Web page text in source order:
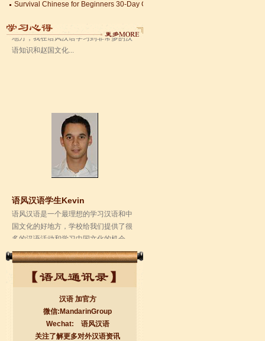
Survival Chinese for Beginners 30-Day Challenge day 1
国际实习生企业招募 ，如果你希望外国实习生到你的公司工作，请联系我们
语知识和赵国文化...
语风汉语学生Kevin
语风汉语是一个最理想的学习汉语和中
多的汉语活动和学习中国文化的机会，
汉语 加官方
微信:MandarinGroup
Wechat: 语风汉语
关注了解更多对外汉语资讯